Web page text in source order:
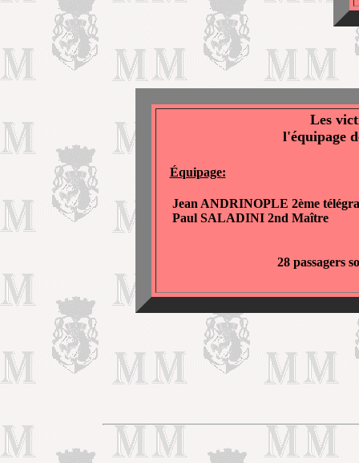
Les
l'équipage
Équipage:
Jean ANDRINOPLE 2ème
Paul SALADINI 2nd Maître
28 passagers